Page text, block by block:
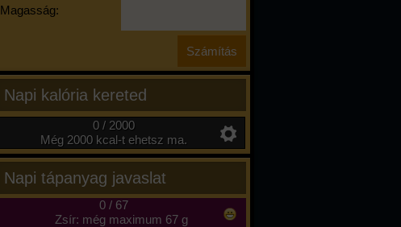
Magasság:
Napi kalória kereted
0 / 2000
Még 2000 kcal-t ehetsz ma.
Napi tápanyag javaslat
0/ 67
Zsír: még maximum 67 g